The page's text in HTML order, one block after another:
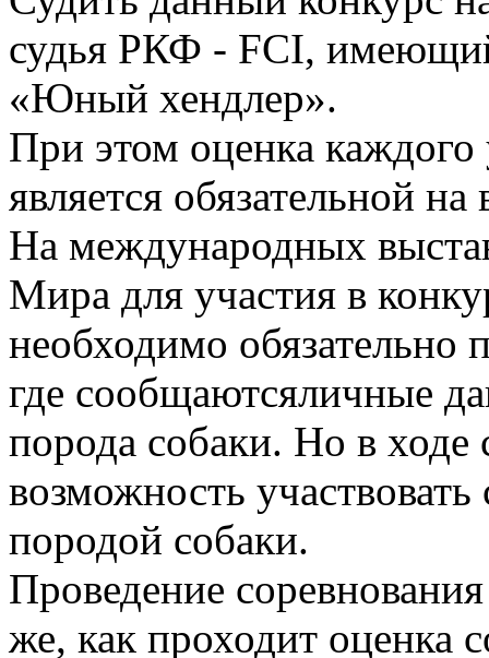
судья РКФ - FCI,
«Юный хендлер».
При этом оценка каждого
является обязательной
На международных
Мира для участия в
необходимо обязательно
где сообщаютсяличные
порода собаки. Но в ходе
возможность
породой собаки.
Проведение
же, как проходит оценка